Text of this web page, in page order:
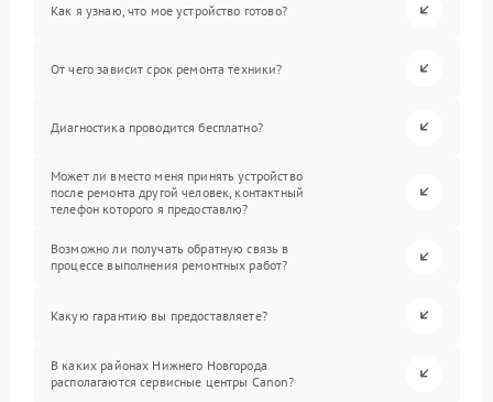
Как я узнаю, что мое устройство готово?
От чего зависит срок ремонта техники?
Диагностика проводится бесплатно?
Может ли вместо меня принять устройство
после ремонта другой человек, контактный
телефон которого я предоставлю?
Возможно ли получать обратную связь в
процессе выполнения ремонтных работ?
Какую гарантию вы предоставляете?
В каких районах Нижнего Новгорода
располагаются сервисные центры Canon?